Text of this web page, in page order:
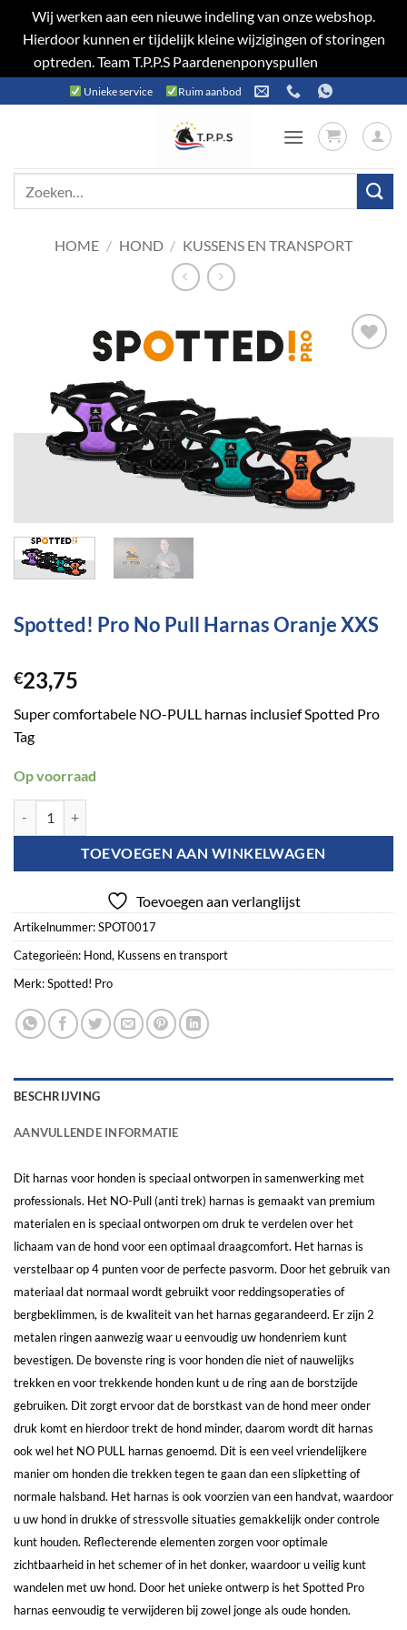
Wij werken aan een nieuwe indeling van onze webshop.
Hierdoor kunnen er tijdelijk kleine wijzigingen of storingen
optreden. Team T.P.P.S Paardenenponyspullen
naar
Unieke service Ruim aanbod
HOME / HOND / KUSSENS EN TRANSPORT
Spotted! Pro No Pull Harnas Oranje XXS
€23,75
Super comfortabele NO-PULL harnas inclusief Spotted Pro
Tag
Op voorraad
TOEVOEGEN AAN WINKELWAGEN
Toevoegen aan verlanglijst
Artikelnummer:SPOT0017
Categorieën: Hond, Kussens en transport
Merk:Spotted! Pro
BESCHRIJVING
AANVULLENDE INFORMATIE
Dit harnas voor honden is speciaal ontworpen in samenwerking met
professionals. Het NO-Pull (anti trek) harnas is gemaakt van premium
materialen en is speciaal ontworpen om druk te verdelen over het
lichaam van de hond voor een optimaal draagcomfort. Het harnas is
verstelbaar op 4 punten voor de perfecte pasvorm. Door het gebruik van
materiaal dat normaal wordt gebruikt voor reddingsoperaties of
bergbeklimmen, is de kwaliteit van het harnas gegarandeerd. Er zijn 2
metalen ringen aanwezig waar u eenvoudig uw hondenriem kunt
bevestigen. De bovenste ring is voor honden die niet of nauwelijks
trekken en voor trekkende honden kunt u de ring aan de borstzijde
gebruiken. Dit zorgt ervoor dat de borstkast van de hond meer onder
druk komt en hierdoor trekt de hond minder, daarom wordt dit harnas
ook wel het NO PULL harnas genoemd. Dit is een veel vriendelijkere
manier om honden die trekken tegen te gaan dan een slipketting of
normale halsband. Het harnas is ook voorzien van een handvat, waardoor
u uw hond in drukke of stressvolle situaties gemakkelijk onder controle
kunt houden. Reflecterende elementen zorgen voor optimale
zichtbaarheid in het schemer of in het donker, waardoor u veilig kunt
wandelen met uw hond. Door het unieke ontwerp is het Spotted Pro
harnas eenvoudig te verwijderen bij zowel jonge als oude honden.